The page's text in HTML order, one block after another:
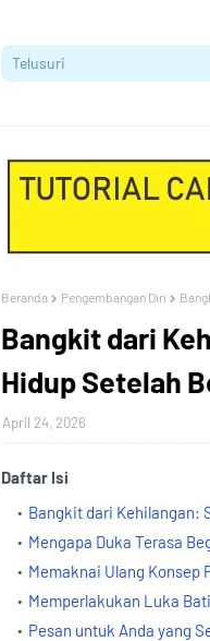
Beranda Pengembangan Diri
Bangkit dari
Hidup Setelah
April 24, 2026
Daftar Isi
Bangkit dari Kehilangan:
Mengapa Duka Terasa
Memaknai Ulang Konsep
Memperlakukan Luka
Pesan untuk Anda yang